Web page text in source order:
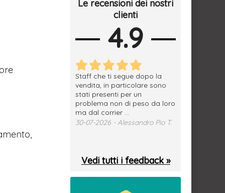
Le recensioni dei nostri
clienti
4.9
materiale
Staff che ti segue dopo la
vendita, in particolare sono
stati presenti per un
problema non di peso da loro
ma dal corrier ...
30-07-2026 - Alessandro Pio T.
Vedi tutti i feedback »